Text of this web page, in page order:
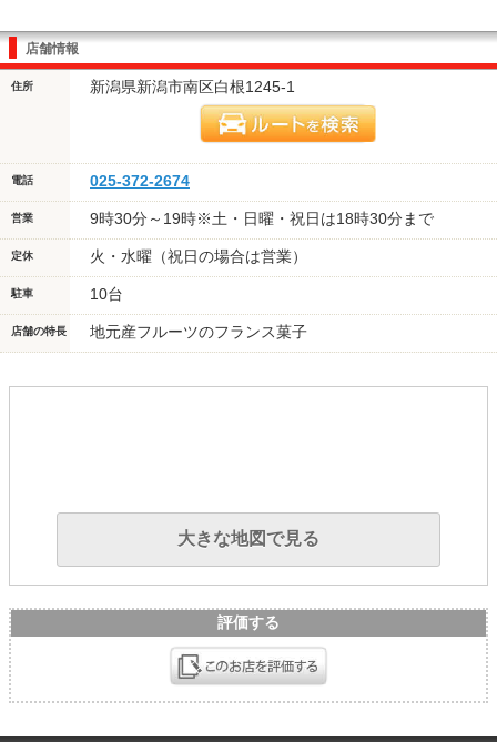
店舗情報
住所 新潟県新潟市南区白根1245-1
電話 025-372-2674
営業 9時30分～19時※土・日曜・祝日は18時30分まで
定休 火・水曜（祝日の場合は営業）
駐車 10台
店舗の特長 地元産フルーツのフランス菓子
大きな地図で見る
評価する